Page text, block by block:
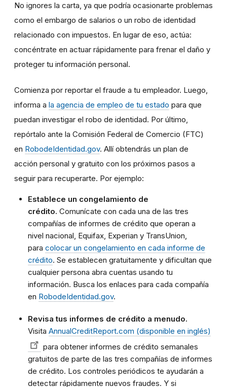
No ignores la carta, ya que podría ocasionarte problemas
como el embargo de salarios o un robo de identidad
relacionado con impuestos. En lugar de eso, actúa:
concéntrate en actuar rápidamente para frenar el daño y
proteger tu información personal.
Comienza por reportar el fraude a tu empleador. Luego,
informa a la agencia de empleo de tu estado para que
puedan investigar el robo de identidad. Por último,
repórtalo ante la Comisión Federal de Comercio (FTC)
en RobodeIdentidad.gov. Allí obtendrás un plan de
acción personal y gratuito con los próximos pasos a
seguir para recuperarte. Por ejemplo:
Establece un congelamiento de
crédito. Comunícate con cada una de las tres
compañías de informes de crédito que operan a
nivel nacional, Equifax, Experian y TransUnion,
para colocar un congelamiento en cada informe de
crédito. Se establecen gratuitamente y dificultan que
cualquier persona abra cuentas usando tu
información. Busca los enlaces para cada compañía
en RobodeIdentidad.gov.
Revisa tus informes de crédito a menudo.
Visita AnnualCreditReport.com (disponible en inglés)
para obtener informes de crédito semanales
gratuitos de parte de las tres compañías de informes
de crédito. Los controles periódicos te ayudarán a
detectar rápidamente nuevos fraudes. Y si